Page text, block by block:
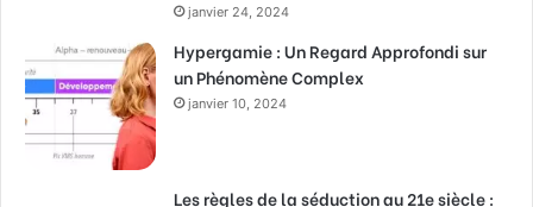
janvier 24, 2024
Hypergamie : Un Regard Approfondi sur
un Phénomène Complex
janvier 10, 2024
Les règles de la séduction au 21e siècle :